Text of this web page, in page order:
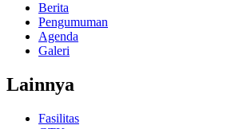
Berita
Pengumuman
Agenda
Galeri
Lainnya
Fasilitas